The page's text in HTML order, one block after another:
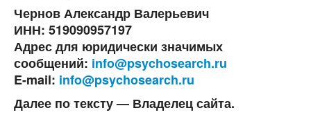
Чернов Александр Валерьевич
ИНН: 519090957197
Адрес для юридически значимых
сообщений: info@psychosearch.ru
E-mail: info@psychosearch.ru
Далее по тексту — Владелец сайта.